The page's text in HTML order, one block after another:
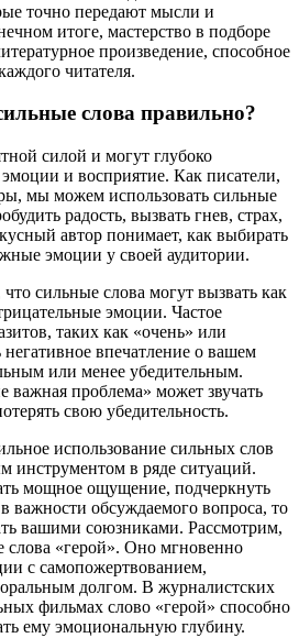
точно передают мысли и
итоге, мастерство в подборе
произведение, способное
читателя.
слова правильно?
силой и могут глубоко
и восприятие. Как писатели,
мы можем использовать сильные
радость, вызвать гнев, страх,
автор понимает, как выбирать
эмоции у своей аудитории.
сильные слова могут вызвать как
эмоции. Частое
таких как «очень» или
негативное впечатление о вашем
или менее убедительным.
важная проблема» может звучать
свою убедительность.
использование сильных слов
инструментом в ряде ситуаций.
мощное ощущение, подчеркнуть
важности обсуждаемого вопроса, то
вашими союзниками. Рассмотрим,
слова «герой». Оно мгновенно
с самопожертвованием,
долгом. В журналистских
фильмах слово «герой» способно
ему эмоциональную глубину.